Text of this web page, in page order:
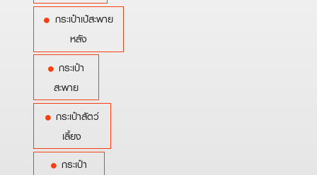
กระเป๋าเป้สะพาย
หลัง
กระเป๋า
สะพาย
กระเป๋าสัตว์
เลี้ยง
กระเป๋า